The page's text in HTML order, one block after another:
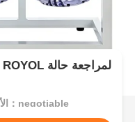
الأسعار：negotiable